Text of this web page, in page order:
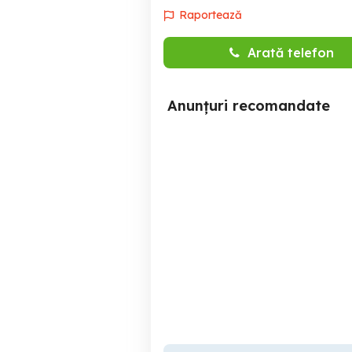
Raportează
Arată telefon
Anunțuri recomandate